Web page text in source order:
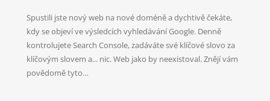
Spustili jste nový web na nové doméně a dychtivě čekáte,
kdy se objeví ve výsledcích vyhledávání Google. Denně
kontrolujete Search Console, zadáváte své klíčové slovo za
klíčovým slovem a... nic. Web jako by neexistoval. Znějí vám
povědomě tyto…